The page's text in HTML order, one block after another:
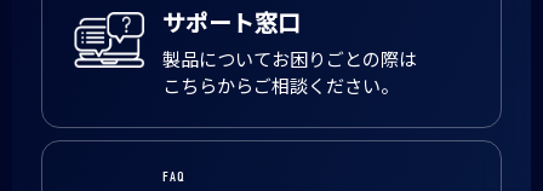
サポート窓口
製品についてお困りごとの際は
こちらからご相談ください。
FAQ